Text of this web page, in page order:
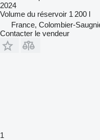
2024
Volume du réservoir 1 200 l
France, Colombier-
Contacter le vendeur
1